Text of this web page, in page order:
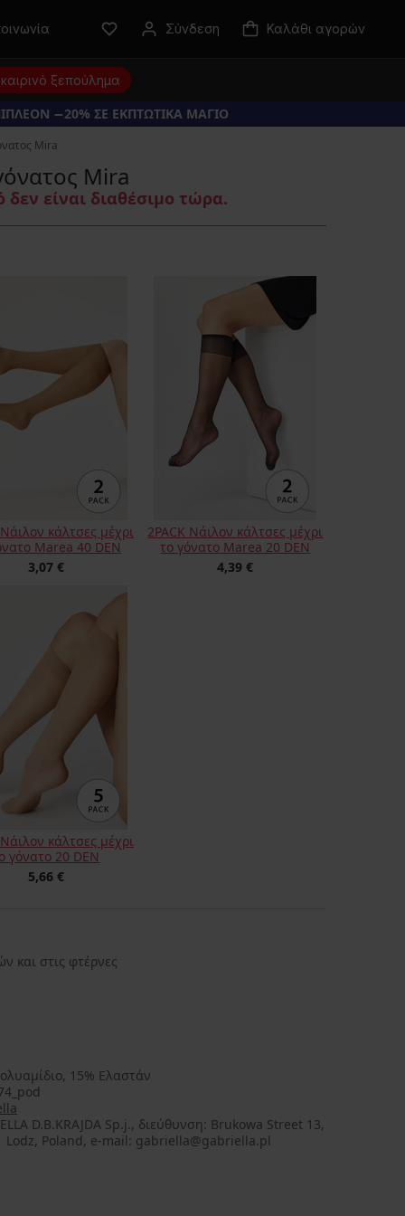
Σύνδεση Καλάθι αγορών
ξεπούλημα
−20% ΣΕ ΕΚΠΤΩΤΙΚΑ ΜΑΓΙΟ
Mira
Mira
είναι διαθέσιμο τώρα.
κάλτσες μέχρι
Marea 40 DEN
3,07 €
2PACK Νάιλον κάλτσες μέχρι
το γόνατο Marea 20 DEN
4,39 €
κάλτσες μέχρι
γόνατο 20 DEN
5,66 €
και στις φτέρνες
15% Ελαστάν
D.B.KRAJDA Sp.j., διεύθυνση: Brukowa Street 13,
Lodz, Poland, e-mail: gabriella@gabriella.pl